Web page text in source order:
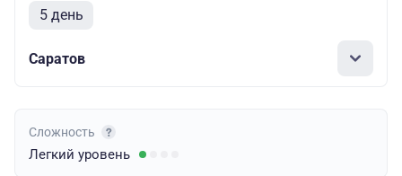
5 день
Саратов
Сложность
Легкий уровень